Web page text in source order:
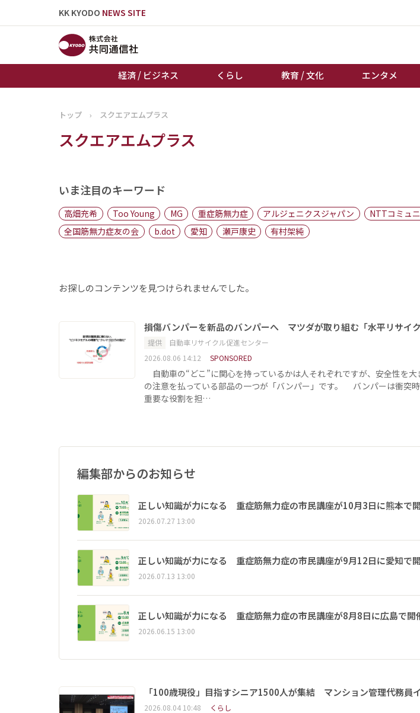
KK KYODO NEWS SITE
経済 / ビジネス くらし 教育 / 文化 エンタメ
トップページ
お知らせ
地域
キーパーソン
トップ › スクエアエムプラス
スクエアエムプラス
いま注目のキーワード
高畑充希 Too Young MG 重症筋無力症 アルジェニクスジャパン
NTTコミュ
全国筋無力症友の会
b.dot 愛知 瀬戸康史
有村架純
お探しのコンテンツを見つけられませんでした。
損傷バンパーを新品のバンパーへ マツダが取り組む「水平リサイク
提供
自動車リサイクル促進センター
2026.08.06 14:12
SPONSORED
自動車の“どこ”に関心を持っているかは人それぞれですが、安全性を
の注意を払っている部品の一つが「バンパー」です。 バンパーは衝突
重要な役割を担…
編集部からのお知らせ
正しい知識が力になる 重症筋無力症の市民講座が10月3日に熊本で
2026.07.27 13:00
正しい知識が力になる 重症筋無力症の市民講座が9月12日に愛知で
2026.07.13 13:00
正しい知識が力になる 重症筋無力症の市民講座が8月8日に広島で開
2026.06.15 13:00
「100歳現役」目指すシニア1500人が集結 マンション管理代務員
2026.08.04 10:48 くらし